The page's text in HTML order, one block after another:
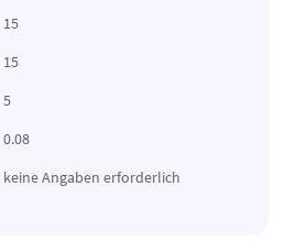
15
15
5
0.08
keine Angaben erforderlich